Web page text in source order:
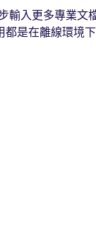
入更多專業
是在離線環境